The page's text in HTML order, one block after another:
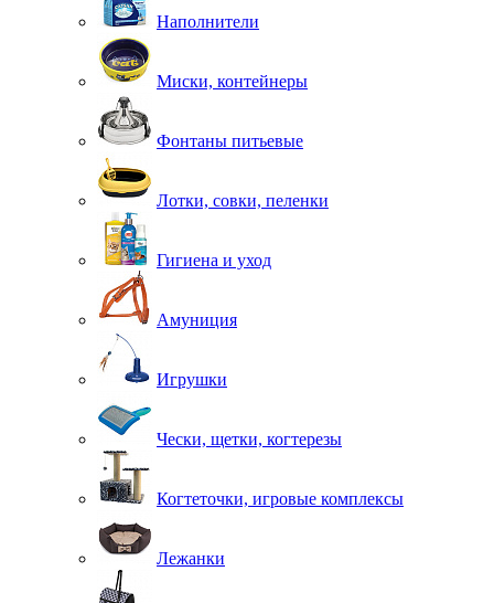
Наполнители
Миски, контейнеры
Фонтаны питьевые
Лотки, совки, пеленки
Гигиена и уход
Амуниция
Игрушки
Чески, щетки, когтерезы
Когтеточки, игровые комплексы
Лежанки